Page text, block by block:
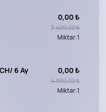
0,00 ₺
3.499,00 ₺
Miktar:1
6 Ay
0,00 ₺
4.999,00 ₺
Miktar:1